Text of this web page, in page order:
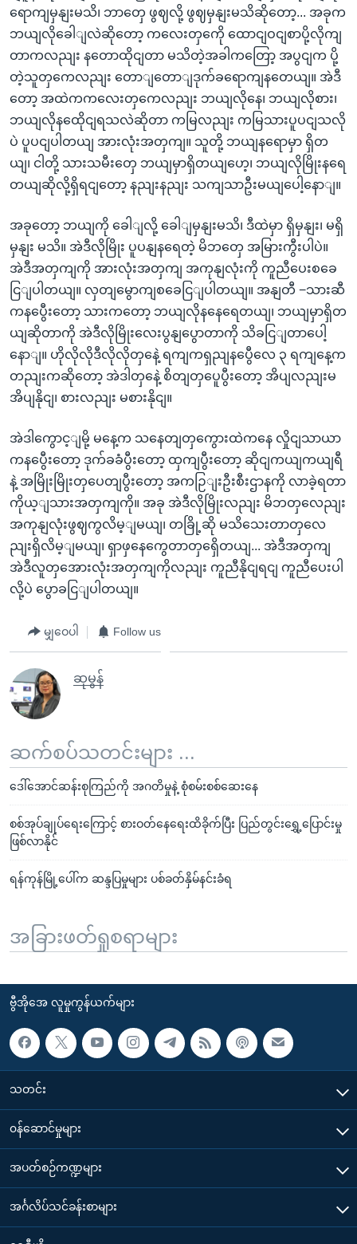
ရောကျမှနျးမသိ၊ ဘာတှေ ဖွဈလို့ ဖွဈမှနျးမသိဆိုတော့... အခုက
ဘယျလိုခေါျလဲဆိုတော့ ကလေးတှကေို ထောငျဝငျစာပို့လိုကျ
တာကလညျး နတောထိုငျတာ မသိတဲ့အခါကတြော့ အပွငျက ပို့
တဲ့သူတှကေလညျး တောျတောျဒုက်ခရောကျနတေယျ။ အဲဒီ
တော့ အထဲကကလေးတှကေလညျး ဘယျလိုနေ၊ ဘယျလိုစား၊
ဘယျလိုနထေိုငျရသလဲဆိုတာ ကမြလညျး ကမြသားပူပငျသလို
ပဲ ပူပငျပါတယျ အားလုံးအတှကျ။ သူတို့ ဘယျနရောမှာ ရှိတ
ယျ၊ ငါတို့ သားသမီးတှေ ဘယျမှာရှိတယျဟေ့၊ ဘယျလိုမြိုးနရေ
တယျဆိုလို့ရှိရငျတော့ နညျးနညျး သကျသာဦးမယျပေါ့နောျ။
အခုတော့ ဘယျကို ခေါျလို့ ခေါျမှနျးမသိ၊ ဒီထဲမှာ ရှိမှနျး၊ မရှိ
မှနျး မသိ။ အဲဒီလိုမြိုး ပူပနျနရေတဲ့ မိဘတှေ အမြားကွီးပါပဲ။
အဲဒီအတှကျကို အားလုံးအတှကျ အကုနျလုံးကို ကူညီပေးစခေ
ငြျပါတယျ။ လှတျမွောကျစခေငြျပါတယျ။ အနျတီ −သားဆီ
ကနပွေီးတော့ သားကတော့ ဘယျလိုနနေရေတယျ၊ ဘယျမှာရှိတ
ယျဆိုတာကို အဲဒီလိုမြိုးလေးပွနျပွောတာကို သိခငြျတာပေါ့
နောျ။ ဟိုလိုလိုဒီလိုလိုတှနေဲ့ ရကျကရှညျနပွေီလေ ၃ ရကျနေ့က
တညျးကဆိုတော့ အဲဒါတှနေဲ့ စိတျတှပေူပွီးတော့ အိပျလညျးမ
အိပျနိုငျ၊ စားလညျး မစားနိုငျ။
အဲဒါကွောင့ျမို့ မနေ့က သနေတျတှကွေားထဲကနေ လှိုငျသာယာ
ကနပွေီးတော့ ဒုက်ခခံပွီးတော့ ထှကျပွီးတော့ ဆိုငျကယျကယျရီ
နဲ့ အမြိုးမြိုးတှပေတျပွီးတော့ အကဉြျးဦးစီးဌာနကို လာခဲ့ရတာ
ကိုယ့ျသားအတှကျကို။ အခု အဲဒီလိုမြိုးလညျး မိဘတှလေညျး
အကုနျလုံးဖွဈကွလိမ့ျမယျ၊ တခြို့ဆို မသိသေးတာတှလေ
ညျးရှိလိမ့ျမယျ၊ ရှာဖှနေကွေတာတှရှေိတယျ... အဲဒီအတှကျ
အဲဒီလူတှအေားလုံးအတှကျကိုလညျး ကူညီနိုငျရငျ ကူညီပေးပါ
လို့ပဲ ပွောခငြျပါတယျ။
မျှဝေပါ Follow us
ဆုမွန်
ဆက်စပ်သတင်းများ ...
ဒေါ်အောင်ဆန်းစုကြည်ကို အဂတိမှုနဲ့ စုံစမ်းစစ်ဆေးနေ
စစ်အုပ်ချုပ်ရေးကြောင့် စားဝတ်နေရေးထိခိုက်ပြီး ပြည်တွင်းရွှေ့ပြောင်းမှု
ဖြစ်လာနိုင်
ရန်ကုန်မြို့ပေါ်က ဆန္ဒပြမှုများ ပစ်ခတ်နှိမ်နင်းခံရ
အခြားဖတ်ရှုစရာများ
ဗွီအိုအေ လူမှုကွန်ယက်များ
သတင်း
၀န်ဆောင်မှုများ
အပတ်စဉ်ကဏ္ဍများ
အင်္ဂလိပ်သင်ခန်းစာများ